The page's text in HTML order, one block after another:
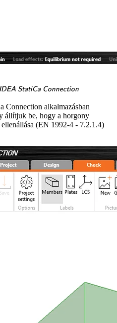
StatiCa Connection
Connection alkalmazásban
állítjuk be, hogy a horgony
(EN 1992-4 - 7.2.1.4)